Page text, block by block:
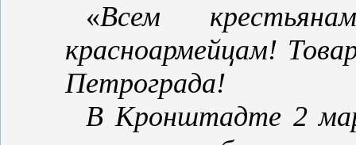
«Всем
красноармейцам!
Петрограда!
В Кронштадте 2